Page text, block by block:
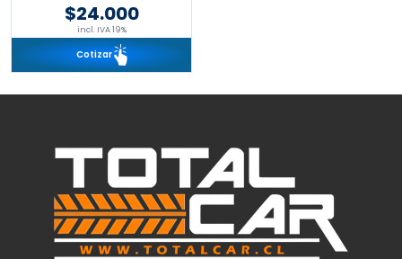
$24.000
incl. IVA 19%
Cotizar